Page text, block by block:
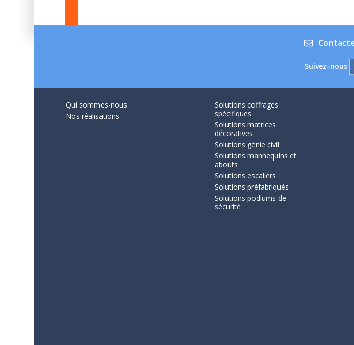
Suivez-nous
Qui sommes-nous
Nos réalisations
Solutions coffrages
spécifiques
Solutions matrices
décoratives
Solutions génie civil
Solutions mannequins et
abouts
Solutions escaliers
Solutions préfabriqués
Solutions podiums de
sécurité